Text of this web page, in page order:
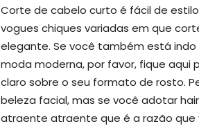
Corte de cabelo curto é fácil de
vogues chiques variadas em que
elegante. Se você também está
moda moderna, por favor, fique aqui
claro sobre o seu formato de rosto.
beleza facial, mas se você adotar
atraente atraente que é a razão que